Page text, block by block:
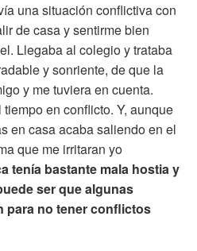
una situación conflictiva con
de casa y sentirme bien
Llegaba al colegio y trataba
y sonriente, de que la
y me tuviera en cuenta.
en conflicto. Y, aunque
en casa acaba saliendo en el
que me irritaran yo
tenía bastante mala hostia y
ser que algunas
para no tener conflictos